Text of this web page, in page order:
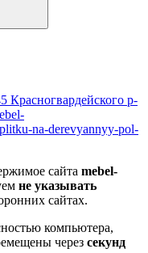
р-
na-derevyannyy-pol-
сайта mebel-
не указывать
сайтах.
компьютера,
через секунд